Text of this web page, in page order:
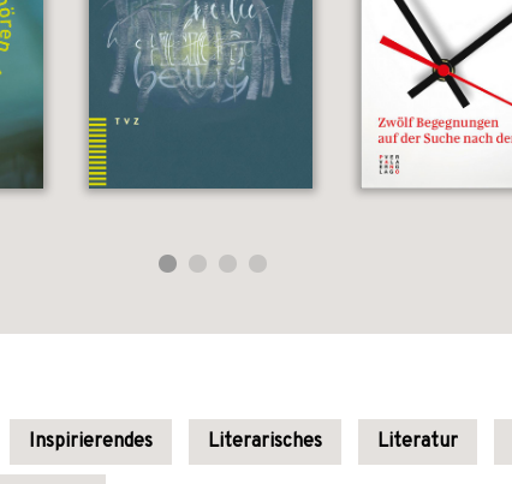
Inspirierendes Literarisches Literatur